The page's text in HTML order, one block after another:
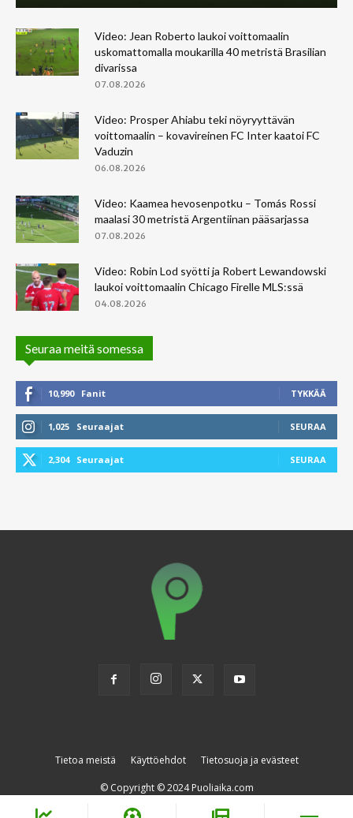
Video: Jean Roberto laukoi voittomaalin
uskomattomalla moukarilla 40 metristä Brasilian
divarissa
07.08.2026
Video: Prosper Ahiabu teki nöyryyttävän
voittomaalin – kovavireinen FC Inter kaatoi FC
Vaduzin
06.08.2026
Video: Kaamea hevosenpotku – Tomás Rossi
maalasi 30 metristä Argentiinan pääsarjassa
07.08.2026
Video: Robin Lod syötti ja Robert Lewandowski
laukoi voittomaalin Chicago Firelle MLS:ssä
04.08.2026
Seuraa meitä somessa
10,990 Fanit TYKKÄÄ
1,025 Seuraajat SEURAA
2,304 Seuraajat SEURAA
Tietoa meistä Käyttöehdot Tietosuoja ja evästeet
© Copyright © 2024 Puoliaika.com